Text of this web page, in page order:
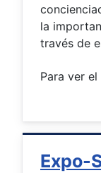
la
través de
Para ver
Expo-